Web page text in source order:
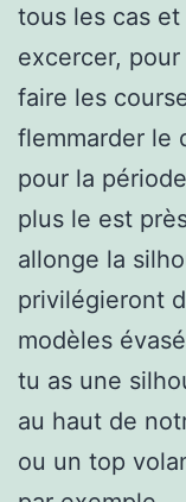
tous les cas
excercer,
faire les
flemmarder le
pour la
plus le est
allonge la
privilégieront
modèles
tu as une
au haut de
ou un top